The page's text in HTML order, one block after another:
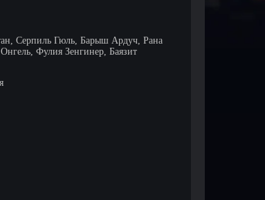
Серпиль Гюль, Барыш Ардуч, Рана
Фулия Зенгинер, Баязит